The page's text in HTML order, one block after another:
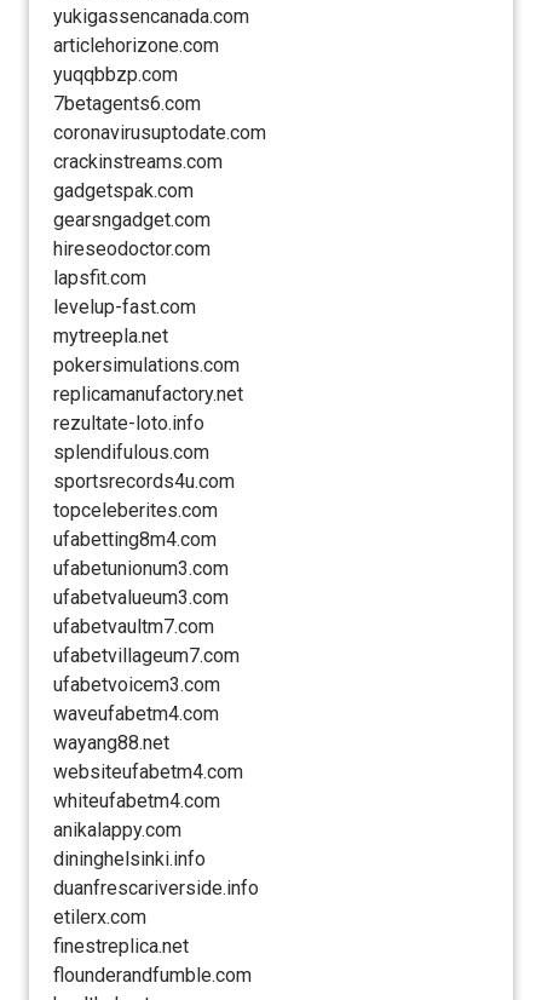
yukigassencanada.com
articlehorizone.com
yuqqbbzp.com
7betagents6.com
coronavirusuptodate.com
crackinstreams.com
gadgetspak.com
gearsngadget.com
hireseodoctor.com
lapsfit.com
levelup-fast.com
mytreepla.net
pokersimulations.com
replicamanufactory.net
rezultate-loto.info
splendifulous.com
sportsrecords4u.com
topceleberites.com
ufabetting8m4.com
ufabetunionum3.com
ufabetvalueum3.com
ufabetvaultm7.com
ufabetvillageum7.com
ufabetvoicem3.com
waveufabetm4.com
wayang88.net
websiteufabetm4.com
whiteufabetm4.com
anikalappy.com
dininghelsinki.info
duanfrescariverside.info
etilerx.com
finestreplica.net
flounderandfumble.com